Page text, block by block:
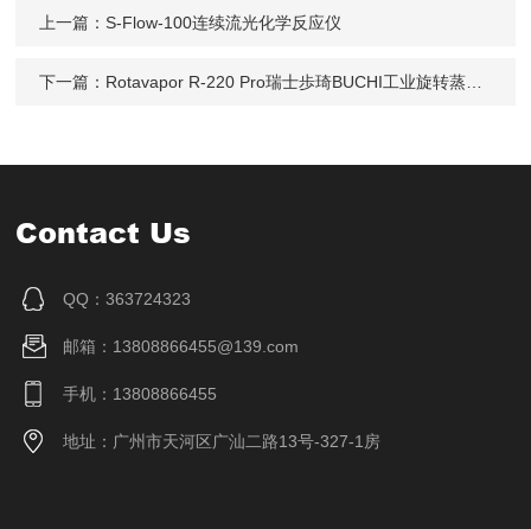
上一篇： S-Flow-100连续流光化学反应仪
下一篇： Rotavapor R-220 Pro瑞士歩琦BUCHI工业旋转蒸发仪
Contact Us
QQ：363724323
邮箱：13808866455@139.com
手机：13808866455
地址：广州市天河区广汕二路13号-327-1房